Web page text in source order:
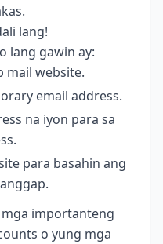
lang!
lang gawin ay:
mail website.
email address.
na iyon para sa
para basahin ang
importanteng
o yung mga